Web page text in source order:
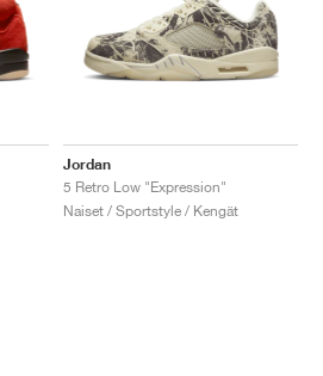
Jordan
5 Retro Low "Expression"
Naiset / Sportstyle / Kengät